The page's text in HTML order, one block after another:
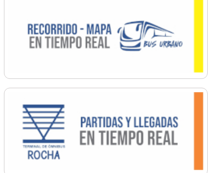
Ordenamiento
Promoción Social
Salud
Secretaría General